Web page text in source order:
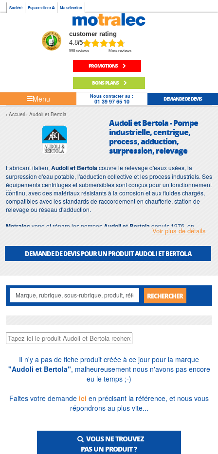
Société Espace client Ma sélection
customer rating
4.8/5
598 reviews More reviews
PROMOTIONS
BONS PLANS
Menu Nous contacter au :
01 39 97 65 10 DEMANDE DE DEVIS
Accueil Audoli et Bertola
Audoli et Bertola - Pompe
industrielle, centrigue,
process, adduction,
surpression, relevage
Fabricant italien, Audoli et Bertolacouvre le relevage d'eaux usées, la
surpression d'eau potable, l'adduction collective et les process industriels. Ses
équipements centrifuges et submersibles sont conçus pour un fonctionnement
continu, avec des matériaux résistants à la corrosion et aux fluides chargés,
compatibles avec les standards de raccordement en chaufferie, station de
relevage ou réseau d'adduction.
Motralecvend et répare les pompes Audoli et Bertola depuis 1976, en
France et à l'export. Nous tenons les principales références en stock,
l'installation et la maintenance, pour les professionnels comme pour les
particuliers. Notre atelier intervient en Île-de-France, en atelier ou sur site,
Voir plus de détails
DEMANDE DE DEVIS POUR UN PRODUIT AUDOLI ET BERTOLA
RECHERCHER
Il n'y a pas de fiche produit créée à ce jour pour la marque
"Audoli et Bertola", malheureusement nous n'avons pas encore
eu le temps ;-)
Faites votre demande ici en précisant la référence, et nous vous
répondrons au plus vite...
VOUS NE TROUVEZ
PAS UN PRODUIT ?